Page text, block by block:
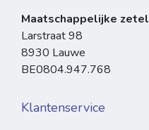
Maatschappelijke zetel
Larstraat 98
8930 Lauwe
BE0804.947.768
Klantenservice